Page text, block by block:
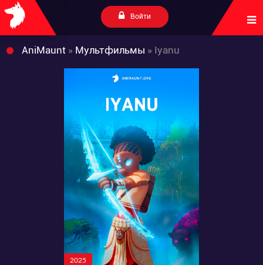
Войти
AniMaunt » Мультфильмы » Iyanu
2025